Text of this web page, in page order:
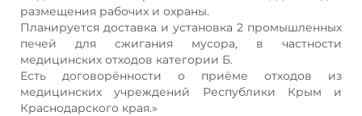
размещения рабочих и охраны.
Планируется доставка и установка 2 промышленных
печей для сжигания мусора, в частности
медицинских отходов категории Б.
Есть договорённости о приёме отходов из
медицинских учреждений Республики Крым и
Краснодарского края.»